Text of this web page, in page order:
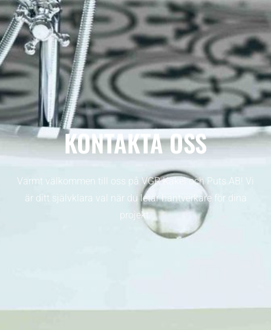
KONTAKTA OSS
Varmt välkommen till oss på VGR Kakel och Puts AB! Vi
är ditt självklara val när du letar hantverkare för dina
projekt.